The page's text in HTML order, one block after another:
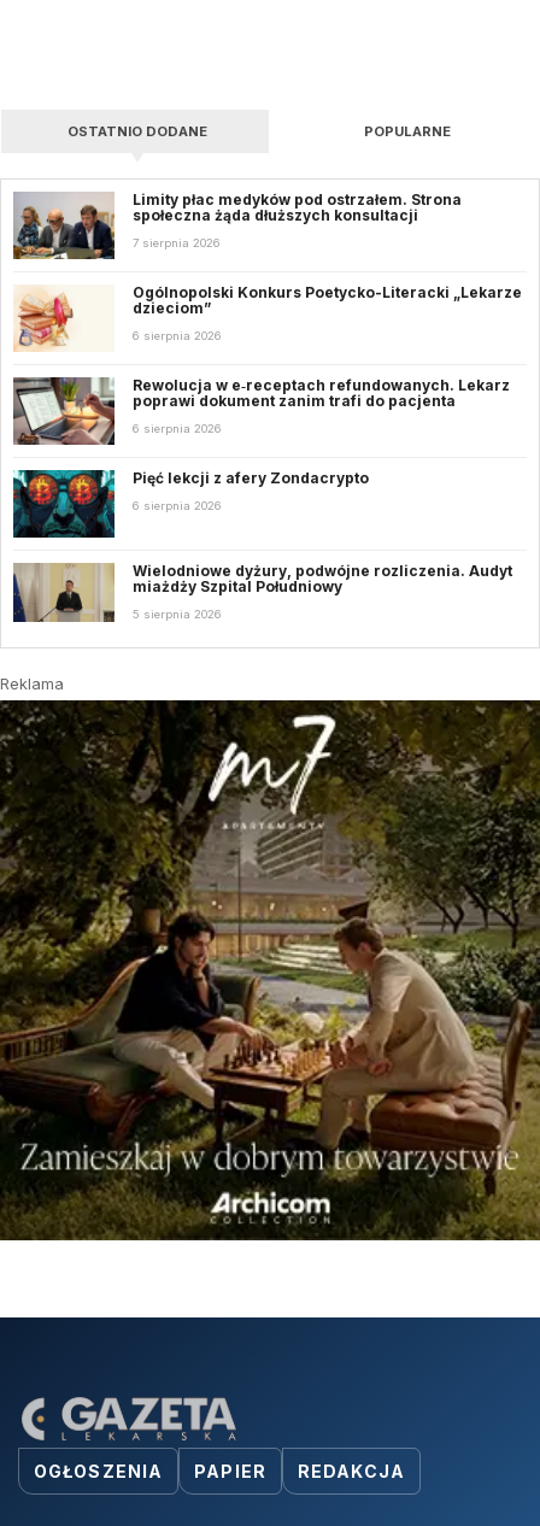
OSTATNIO DODANE POPULARNE
Limity płac medyków pod ostrzałem. Strona
społeczna żąda dłuższych konsultacji
7 sierpnia 2026
Ogólnopolski Konkurs Poetycko-Literacki „Lekarze
dzieciom”
6 sierpnia 2026
Rewolucja w e‑receptach refundowanych. Lekarz
poprawi dokument zanim trafi do pacjenta
6 sierpnia 2026
Pięć lekcji z afery Zondacrypto
6 sierpnia 2026
Wielodniowe dyżury, podwójne rozliczenia. Audyt
miażdży Szpital Południowy
5 sierpnia 2026
Reklama
OGŁOSZENIA PAPIER REDAKCJA